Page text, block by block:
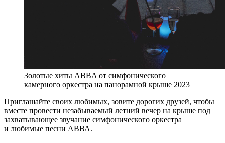
Золотые хиты ABBA от симфонического
камерного оркестра на панорамной крыше 2023
Приглашайте своих любимых, зовите дорогих друзей, чтобы
вместе провести незабываемый летний вечер на крыше под
захватывающее звучание симфонического оркестра
и любимые песни АВВА.